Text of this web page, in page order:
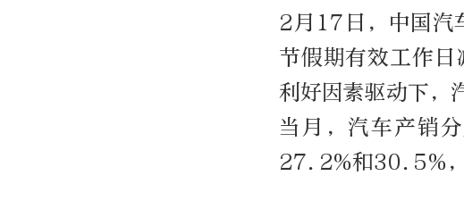
2月17日，中国汽
节假期有效工作
利好因素驱动下，
当月，汽车产销
27.2%和30.5%，